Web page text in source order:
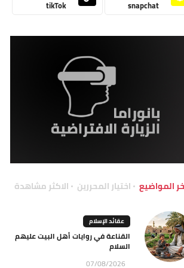
snapchat
tikTok
المواضيع اختيار المحررين الاكثر مشاهدة
عقائد الإسلام
القناعة في روايات أهل البيت عليهم
السلام
07/08/2026